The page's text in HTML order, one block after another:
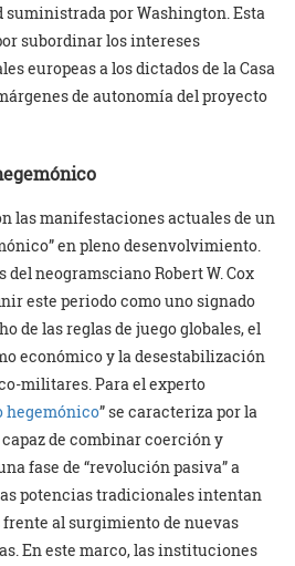
por Washington. Esta
subordinar los intereses
europeas a los dictados de la Casa
de autonomía del proyecto
las manifestaciones actuales de un
en pleno desenvolvimiento.
del neogramsciano Robert W. Cox
este periodo como uno signado
de las reglas de juego globales, el
económico y la desestabilización
militares. Para el experto
hegemónico” se caracteriza por la
de combinar coerción y
fase de “revolución pasiva” a
potencias tradicionales intentan
al surgimiento de nuevas
En este marco, las instituciones